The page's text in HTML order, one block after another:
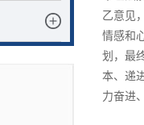
乙意见
情感和
划，最
本、递
力奋进